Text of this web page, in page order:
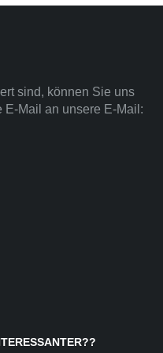
sind, können Sie uns
E-Mail an unsere E-Mail: